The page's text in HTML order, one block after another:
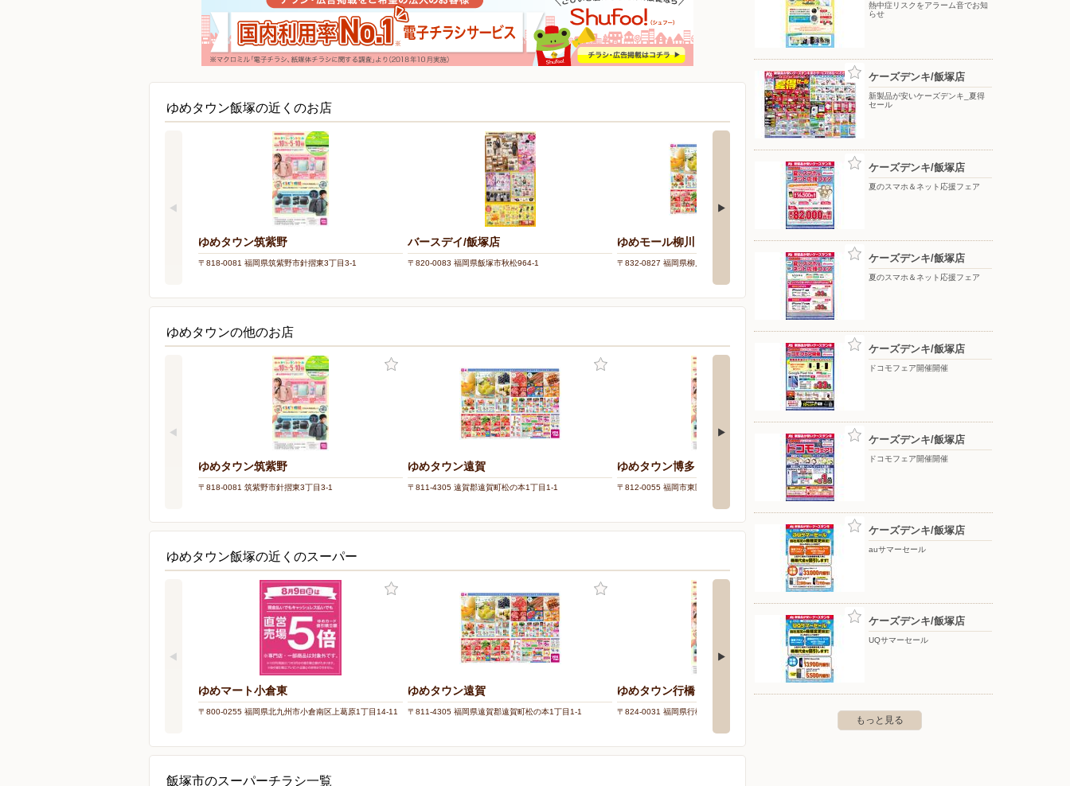
ゆめタウン飯塚の近くのお店
ゆめタウン筑紫野
〒818-0081 福岡県筑紫野市針摺東3丁目3-1
バースデイ/飯塚店
〒820-0083 福岡県飯塚市秋松964-1
ゆめモール柳川
〒832-0827 福岡県柳川市三橋町蒲船津1408-6
カインズ/直方店
〒822-0007 福岡県直方市下境855-1
ゆめタウンの他のお店
ゆめタウン筑紫野
〒818-0081 筑紫野市針摺東3丁目3-1
ゆめタウン遠賀
〒811-4305 遠賀郡遠賀町松の本1丁目1-1
ゆめタウン博多
〒812-0055 福岡市東区東浜一丁目1-1
ゆめタウン行橋
〒824-0031 行橋市西宮市3丁目8-1
ゆめタウン飯塚の近くのスーパー
ゆめマート小倉東
〒800-0255 福岡県北九州市小倉南区上葛原1丁目14-11
ゆめタウン遠賀
〒811-4305 福岡県遠賀郡遠賀町松の本1丁目1-1
ゆめタウン行橋
〒824-0031 福岡県行橋市西宮市3丁目8-1 〒836-0807 福岡県大牟田市旭町2丁目28-1
飯塚市のスーパーチラシ一覧
熱中症リスクをアラーム音でお知
らせ
ケーズデンキ/飯塚店
新製品が安いケーズデンキ_夏得
セール
ケーズデンキ/飯塚店
夏のスマホ＆ネット応援フェア
ケーズデンキ/飯塚店
夏のスマホ＆ネット応援フェア
ケーズデンキ/飯塚店
ドコモフェア開催開催
ケーズデンキ/飯塚店
ドコモフェア開催開催
ケーズデンキ/飯塚店
auサマーセール
ケーズデンキ/飯塚店
UQサマーセール
もっと見る